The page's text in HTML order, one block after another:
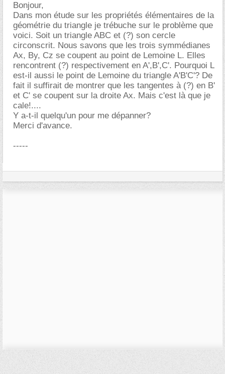
Bonjour,
Dans mon étude sur les propriétés élémentaires de la
géométrie du triangle je trébuche sur le problème que
voici. Soit un triangle ABC et (?) son cercle
circonscrit. Nous savons que les trois symmédianes
Ax, By, Cz se coupent au point de Lemoine L. Elles
rencontrent (?) respectivement en A',B',C'. Pourquoi L
est-il aussi le point de Lemoine du triangle A'B'C'? De
fait il suffirait de montrer que les tangentes à (?) en B'
et C' se coupent sur la droite Ax. Mais c'est là que je
cale!....
Y a-t-il quelqu'un pour me dépanner?
Merci d'avance.
-----